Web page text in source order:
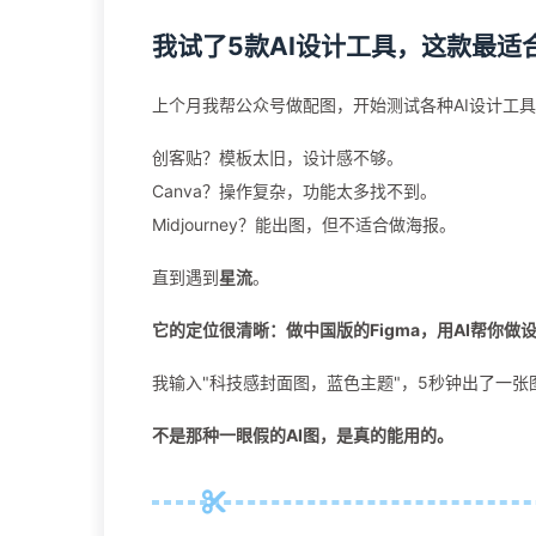
我试了5款AI设计工具，这款最适
上个月我帮公众号做配图，开始测试各种AI设计工具
创客贴？模板太旧，设计感不够。
Canva？操作复杂，功能太多找不到。
Midjourney？能出图，但不适合做海报。
直到遇到星流。
它的定位很清晰：做中国版的Figma，用AI帮你做设
我输入"科技感封面图，蓝色主题"，5秒钟出了一张
不是那种一眼假的AI图，是真的能用的。